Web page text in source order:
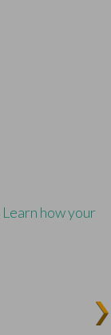
Learn how your